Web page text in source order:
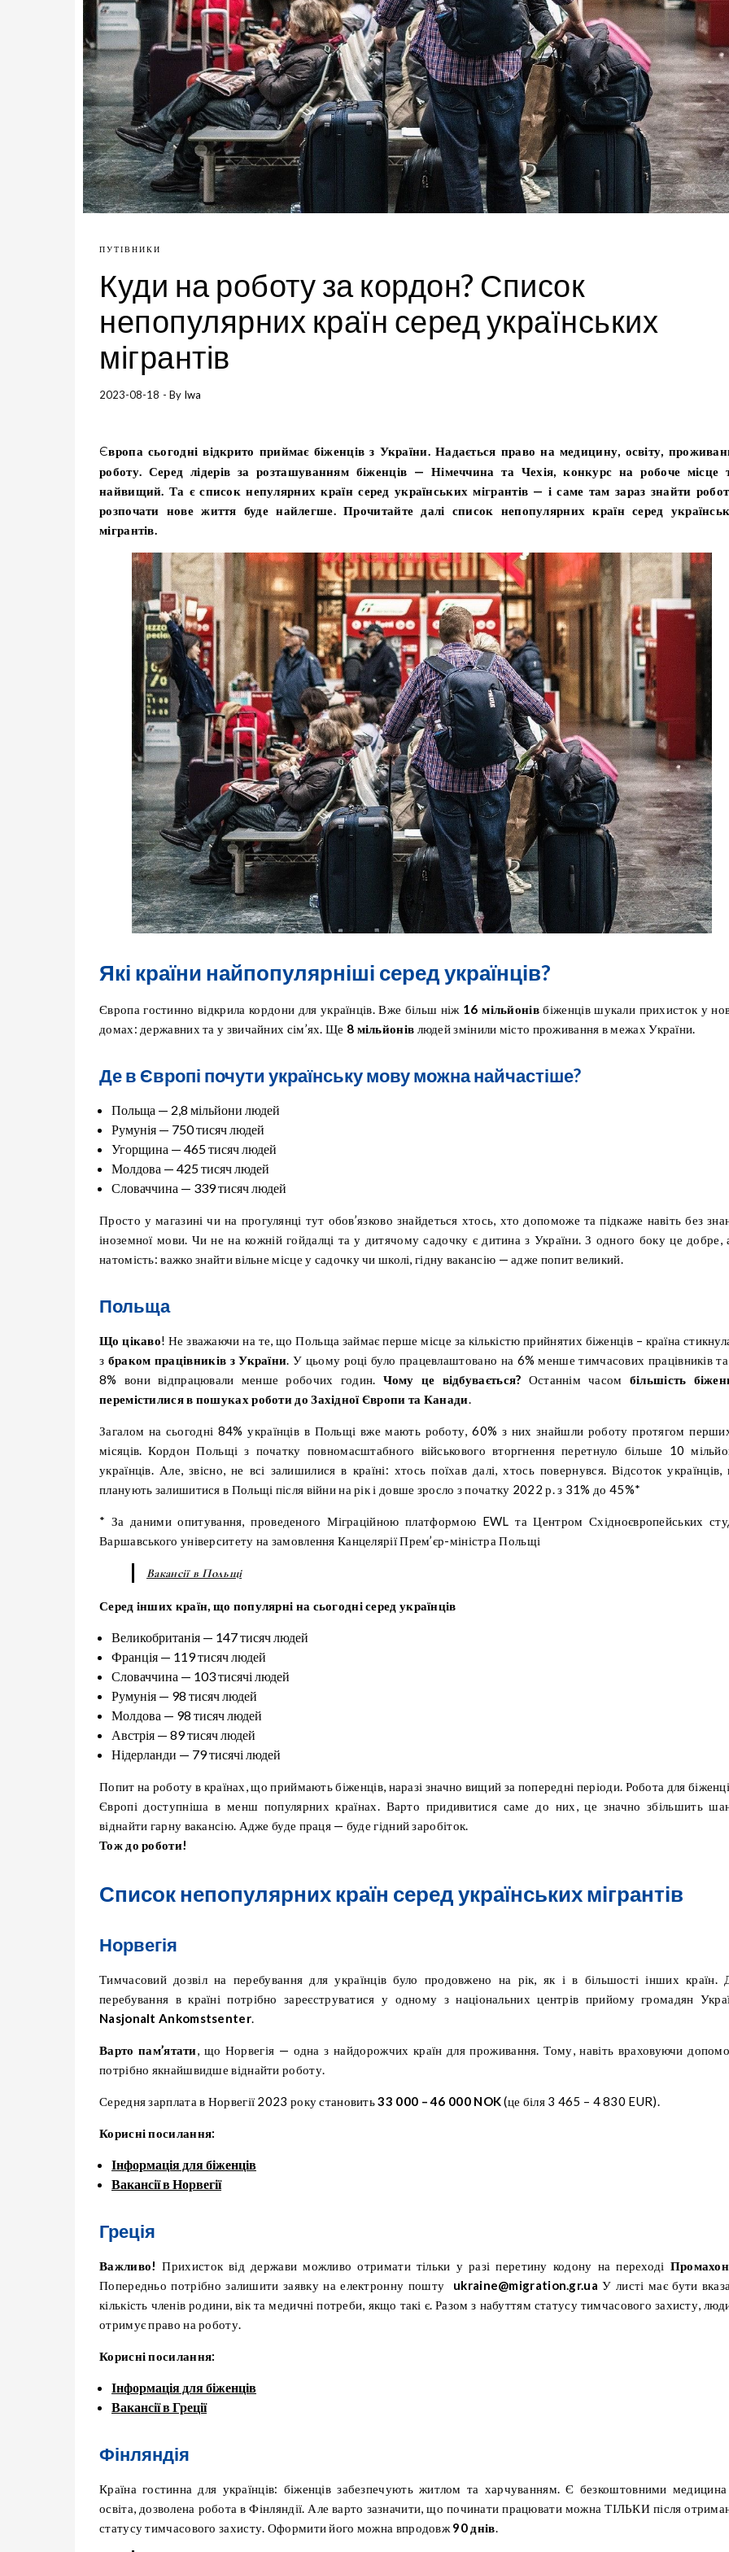
ПУТІВНИКИ
Куди на роботу за кордон? Список
непопулярних країн серед українських
мігрантів
2023-08-18 - By Iwa
Європа сьогодні відкрито приймає біженців з України. Надається право на медицину, освіту, проживання,
роботу. Серед лідерів за розташуванням біженців — Німеччина та Чехія, конкурс на робоче місце
найвищий. Та є список непулярних країн серед українських мігрантів — і саме там зараз знайти
розпочати нове життя буде найлегше. Прочитайте далі список непопулярних країн серед
мігрантів.
Які країни найпопулярніші серед українців?
Європа гостинно відкрила кордони для українців. Вже більш ніж 16 мільйонівбіженців шукали прихисток у
домах: державних та у звичайних сім’ях. Ще 8 мільйонів людей змінили місто проживання в межах України.
Де в Європі почути українську мову можна найчастіше?
Польща — 2,8 мільйони людей
Румунія — 750 тисяч людей
Угорщина — 465 тисяч людей
Молдова — 425 тисяч людей
Словаччина — 339 тисяч людей
Просто у магазині чи на прогулянці тут обов’язково знайдеться хтось, хто допоможе та підкаже навіть без
іноземної мови. Чи не на кожній гойдалці та у дитячому садочку є дитина з України. З одного боку це добре,
натомість: важко знайти вільне місце у садочку чи школі, гідну вакансію — адже попит великий.
Польща
Що цікаво! Не зважаючи на те, що Польща займає перше місце за кількістю прийнятих біженців – країна
з браком працівників з України. У цьому році було працевлаштовано на 6% менше тимчасових працівників
8% вони відпрацювали менше робочих годин. Чому це відбувається? Останнім часом більшість
перемістилися в пошуках роботи до Західної Європи та Канади.
Загалом на сьогодні 84% українців в Польщі вже мають роботу, 60% з них знайшли роботу протягом
місяців. Кордон Польщі з початку повномасштабного військового вторгнення перетнуло більше 10
українців. Але, звісно, не всі залишилися в країні: хтось поїхав далі, хтось повернувся. Відсоток
планують залишитися в Польщі після війни на рік і довше зросло з початку 2022 р. з 31% до 45%*
* За даними опитування, проведеного Міграційною платформою EWL та Центром Східноєвропейських
Варшавського університету на замовлення Канцелярії Прем’єр-міністра Польщі
Вакансії в Польщі
Серед інших країн, що популярні на сьогодні серед українців
Великобританія — 147 тисяч людей
Франція — 119 тисяч людей
Словаччина — 103 тисячі людей
Румунія — 98 тисяч людей
Молдова — 98 тисяч людей
Австрія — 89 тисяч людей
Нідерланди — 79 тисячі людей
Попит на роботу в країнах, що приймають біженців, наразі значно вищий за попередні періоди. Робота для
Європі доступніша в менш популярних країнах. Варто придивитися саме до них, це значно збільшить
віднайти гарну вакансію. Адже буде праця — буде гідний заробіток.
Тож до роботи!
Список непопулярних країн серед українських мігрантів
Норвегія
Тимчасовий дозвіл на перебування для українців було продовжено на рік, як і в більшості інших країн.
перебування в країні потрібно зареєструватися у одному з національних центрів прийому громадян
Nasjonalt Ankomstsenter.
Варто пам’ятати, що Норвегія — одна з найдорожчих країн для проживання. Тому, навіть враховуючи
потрібно якнайшвидше віднайти роботу.
Середня зарплата в Норвегії 2023 року становить33 000 – 46 000 NOK(це біля 3 465 – 4 830 EUR).
Корисні посилання:
Інформація для біженців
Вакансії в Норвегії
Греція
Важливо!Прихисток від держави можливо отримати тільки у разі перетину кодону на переході
Попередньо потрібно залишити заявку на електронну пошту
ukraine@migration.gr.ua У листі має бути
кількість членів родини, вік та медичні потреби, якщо такі є. Разом з набуттям статусу тимчасового захисту,
отримує право на роботу.
Корисні посилання:
Інформація для біженців
Вакансії в Греції
Фінляндія
Країна гостинна для українців: біженців забезпечують житлом та харчуванням. Є безкоштовними
освіта, дозволена робота в Фінляндії. Але варто зазначити, що починати працювати можна ТІЛЬКИ після
статусу тимчасового захисту. Оформити його можна впродовж 90 днів.